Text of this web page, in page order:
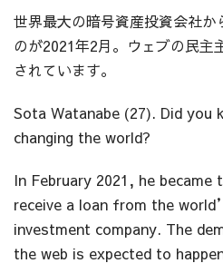
世界最大の暗号資産投資会社
のが2021年2月。ウェブの民主
されています。
Sota Watanabe (27). Did you
changing the world?
In February 2021, he
receive a loan from the
investment company. The
the web is expected to